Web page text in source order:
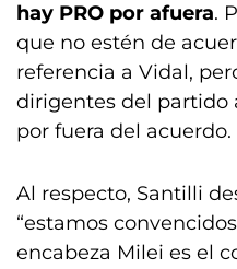
hay PRO por afuera.
que no estén de
referencia a Vidal,
dirigentes del partido
por fuera del acuerdo.
Al respecto, Santilli
“estamos
encabeza Milei es el